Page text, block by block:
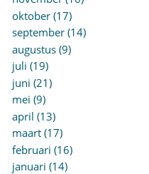
oktober (17)
september (14)
augustus (9)
juli (19)
juni (21)
mei (9)
april (13)
maart (17)
februari (16)
januari (14)